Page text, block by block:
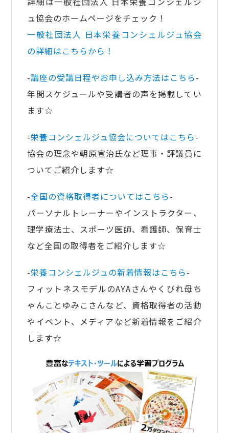
ュ協会のホームページをチェック！
一般社団法人 日本栄養コンシェルジュ協会
の詳細はこちらから！
-講座の受講日程やお申し込み方法はこちら-
年間スケジュールや受講者の声を掲載してい
ます☆
-栄養コンシェルジュ協会についてはこちら-
協会の理念や朝原宣治氏など理事・評議員に
ついてご紹介します☆
-全国の資格取得者についてはこちら-
パーソナルトレーナーやインストラクター、
理学療法士、スポーツ医師、看護師、保育士
など全国の取得者をご紹介します☆
-栄養コンシェルジュの新着情報はこちら-
フィットネスモデルのAYAさんやくびれ母ち
ゃんことゆみこさんなど、資格取得者の活動
やイベント、メディアなど新着情報をご紹介
します☆